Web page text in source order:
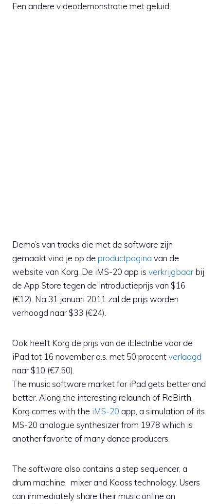
Een andere videodemonstratie met geluid:
Demo’s van tracks die met de software zijn
gemaakt vind je op de productpagina van de
website van Korg. De iMS-20 app is verkrijgbaarbij
de App Store tegen de introductieprijs van $16
(€12). Na 31 januari 2011 zal de prijs worden
verhoogd naar $33 (€24).
Ook heeft Korg de prijs van de iElectribe voor de
iPad tot 16 november a.s. met 50 procentverlaagd
naar $10 (€7,50).
The music software market for iPad gets better and
better. Along the interesting relaunch of ReBirth,
Korg comes with the iMS-20 app, a simulation of its
MS-20 analogue synthesizer from 1978 which is
another favorite of many dance producers.
The software also contains a step sequencer, a
drum machine, mixer and Kaoss technology. Users
can immediately share their music online on